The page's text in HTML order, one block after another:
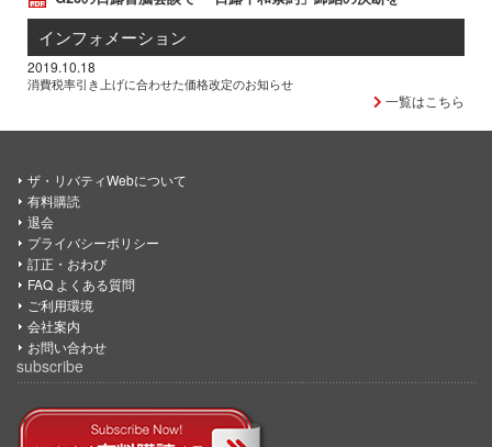
インフォメーション
2019.10.18
消費税率引き上げに合わせた価格改定のお知らせ
一覧はこちら
ザ・リバティWebについて
有料購読
退会
プライバシーポリシー
訂正・おわび
FAQ よくある質問
ご利用環境
会社案内
お問い合わせ
subscribe